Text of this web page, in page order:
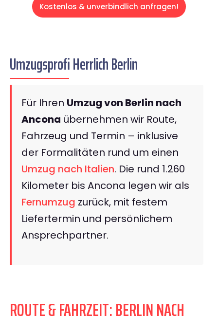
Kostenlos & unverbindlich anfragen!
Umzugsprofi Herrlich Berlin
Für Ihren Umzug von Berlin nach
Ancona übernehmen wir Route,
Fahrzeug und Termin – inklusive
der Formalitäten rund um einen
Umzug nach Italien. Die rund 1.260
Kilometer bis Ancona legen wir als
Fernumzug zurück, mit festem
Liefertermin und persönlichem
Ansprechpartner.
ROUTE & FAHRZEIT: BERLIN NACH